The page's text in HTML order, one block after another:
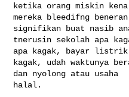
ketika orang miskin
mereka bleedifng
signifikan buat nasib
tnerusin sekolah apa
apa kagak, bayar listrik
kagak, udah waktunya
dan nyolong atau usaha
halal.